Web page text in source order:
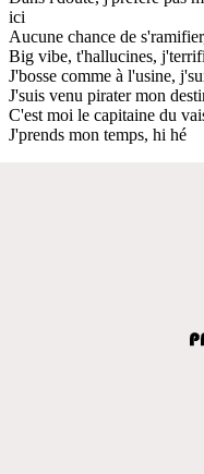
ici
Aucune chance de
Big vibe, t'hallucines,
J'bosse comme à l'usine,
J'suis venu pirater mon
C'est moi le capitaine du
J'prends mon temps, hi hé